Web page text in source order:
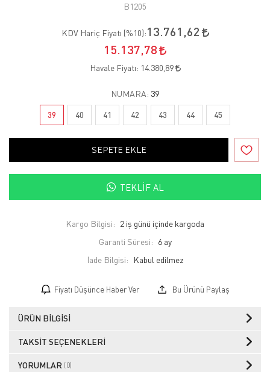
B1205
KDV Hariç Fiyatı (%10):13.761,62
15.137,78
Havale Fiyatı: 14.380,89
NUMARA: 39
39 40 41 42 43 44 45
SEPETE EKLE
TEKLIF AL
Kargo Bilgisi: 2 iş günü içinde kargoda
Garanti Süresi: 6 ay
İade Bilgisi:
Fiyatı Düşünce Haber Ver Bu Ürünü Paylaş
ÜRÜN BILGISI
TAKSIT SEÇENEKLERI
YORUMLAR (0)